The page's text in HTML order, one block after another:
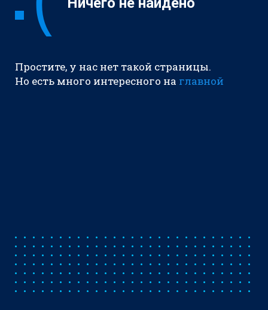
Простите, у нас нет такой страницы.
Но есть много интересного на главной